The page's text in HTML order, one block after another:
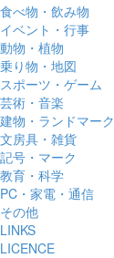
食べ物・飲み物
イベント・行事
動物・植物
乗り物・地図
スポーツ・ゲーム
芸術・音楽
建物・ランドマーク
文房具・雑貨
記号・マーク
教育・科学
PC・家電・通信
その他
LINKS
LICENCE